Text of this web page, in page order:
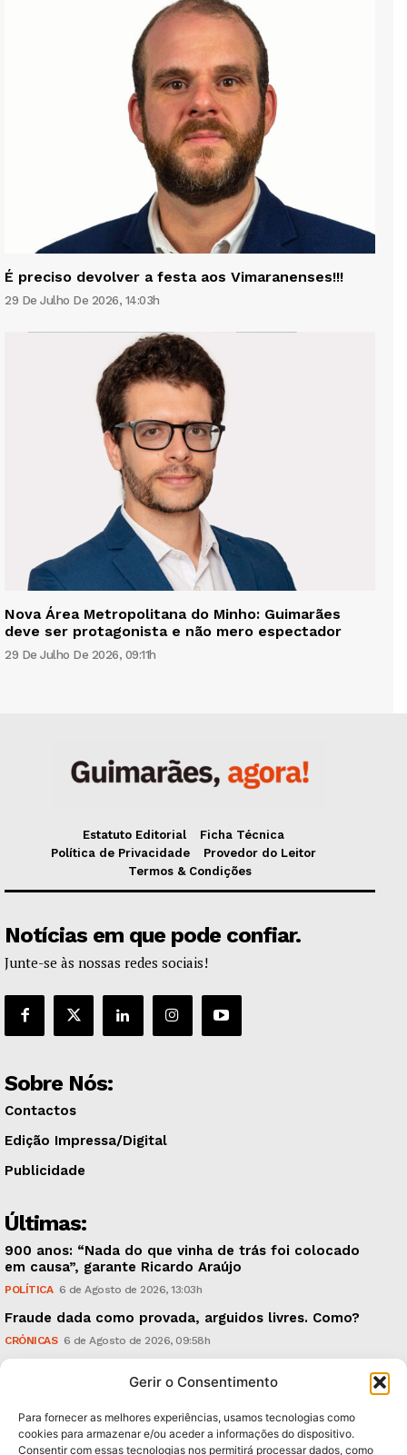
Gerir o Consentimento
Para fornecer as melhores experiências, usamos tecnologias como
cookies para armazenar e/ou aceder a informações do dispositivo.
Consentir com essas tecnologias nos permitirá processar dados, como
É preciso devolver a festa aos Vimaranenses!!!
29 De Julho De 2026, 14:03h
Nova Área Metropolitana do Minho: Guimarães
deve ser protagonista e não mero espectador
29 De Julho De 2026, 09:11h
Estatuto Editorial
Ficha Técnica
Política de Privacidade
Provedor do Leitor
Termos & Condições
Notícias em que pode confiar.
Junte-se às nossas redes sociais!
Sobre Nós:
Contactos
Edição Impressa/Digital
Publicidade
Últimas:
900 anos: “Nada do que vinha de trás foi colocado
em causa”, garante Ricardo Araújo
POLÍTICA 6 de Agosto de 2026, 13:03h
Fraude dada como provada, arguidos livres. Como?
CRÓNICAS 6 de Agosto de 2026, 09:58h